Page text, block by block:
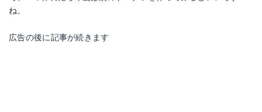
ね。
広告の後に記事が続きます